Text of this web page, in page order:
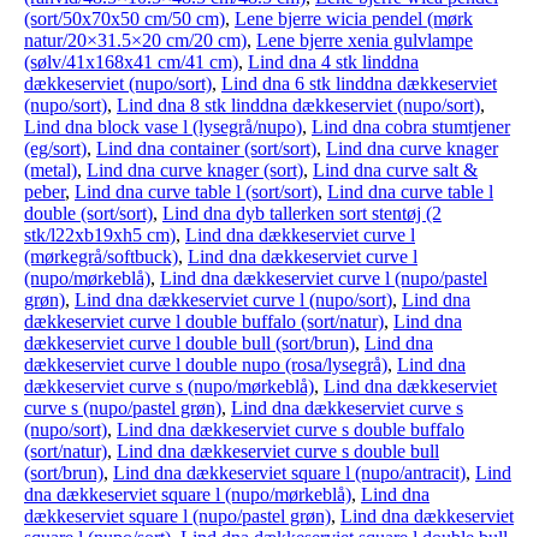
(sort/50x70x50 cm/50 cm), Lene bjerre wicia pendel (mørk
natur/20×31.5×20 cm/20 cm), Lene bjerre xenia gulvlampe
(sølv/41x168x41 cm/41 cm), Lind dna 4 stk linddna
dækkeserviet (nupo/sort), Lind dna 6 stk linddna dækkeserviet
(nupo/sort), Lind dna 8 stk linddna dækkeserviet (nupo/sort),
Lind dna block vase l (lysegrå/nupo), Lind dna cobra stumtjener
(eg/sort), Lind dna container (sort/sort), Lind dna curve knager
(metal), Lind dna curve knager (sort), Lind dna curve salt &
peber, Lind dna curve table l (sort/sort), Lind dna curve table l
double (sort/sort), Lind dna dyb tallerken sort stentøj (2
stk/l22xb19xh5 cm), Lind dna dækkeserviet curve l
(mørkegrå/softbuck), Lind dna dækkeserviet curve l
(nupo/mørkeblå), Lind dna dækkeserviet curve l (nupo/pastel
grøn), Lind dna dækkeserviet curve l (nupo/sort), Lind dna
dækkeserviet curve l double buffalo (sort/natur), Lind dna
dækkeserviet curve l double bull (sort/brun), Lind dna
dækkeserviet curve l double nupo (rosa/lysegrå), Lind dna
dækkeserviet curve s (nupo/mørkeblå), Lind dna dækkeserviet
curve s (nupo/pastel grøn), Lind dna dækkeserviet curve s
(nupo/sort), Lind dna dækkeserviet curve s double buffalo
(sort/natur), Lind dna dækkeserviet curve s double bull
(sort/brun), Lind dna dækkeserviet square l (nupo/antracit), Lind
dna dækkeserviet square l (nupo/mørkeblå), Lind dna
dækkeserviet square l (nupo/pastel grøn), Lind dna dækkeserviet